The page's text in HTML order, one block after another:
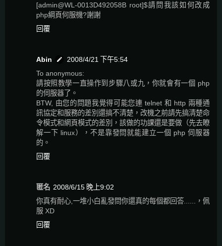
[admin@WL-0013D492058B root]$請問我該如何改成
php綱頁何服機?謝謝
回覆
Abin
2008/4/21 下午5:54
To anonymous:
請按照教學一直操作到步驟八或九，你就會有一個 php
的伺服器了。
BTW, 由您的問題我覺得可能您連 telnet 和 http 兩種通
訊協定和服務的差別還搞不清楚，改機之前請先搞清楚命
令模式和網頁模式的差別，該做的功課還是要做（先去瞭
解一下 linux），不是靠發問就能建立一個 php 伺服器
的。
回覆
匿名 2008/6/15 晚上9:02
你真有耐心,一堆小白亂發問你還真的每個都回答......，佩
服 XD
回覆